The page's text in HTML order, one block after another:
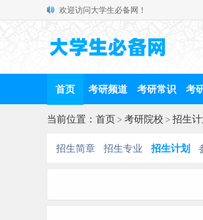
欢迎访问大学生必备网！
首页 考研频道 考研常识 考
当前位置： 首页> 考研院校 > 招生
招生简章 招生专业 招生计划